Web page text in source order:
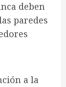
deben
paredes
a la